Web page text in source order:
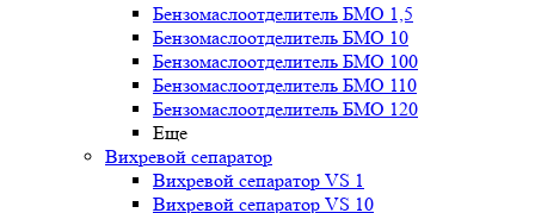
Бензомаслоотделитель БМО 1,5
Бензомаслоотделитель БМО 10
Бензомаслоотделитель БМО 100
Бензомаслоотделитель БМО 110
Бензомаслоотделитель БМО 120
Еще
Вихревой сепаратор
Вихревой сепаратор VS 1
Вихревой сепаратор VS 10